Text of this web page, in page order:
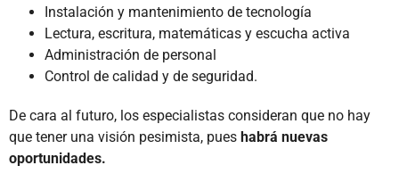
Instalación y mantenimiento de tecnología
Lectura, escritura, matemáticas y escucha activa
Administración de personal
Control de calidad y de seguridad.
De cara al futuro, los especialistas consideran que no hay
que tener una visión pesimista, pues habrá nuevas
oportunidades.